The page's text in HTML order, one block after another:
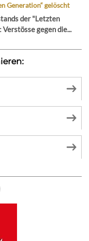
Generation“ gelöscht
der "Letzten
gegen die...